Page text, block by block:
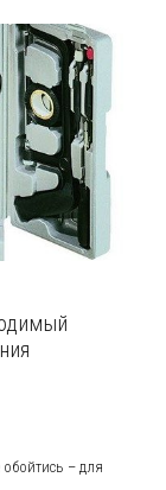
– для